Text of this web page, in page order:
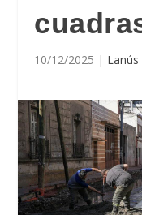
10/12/2025 | Lanús